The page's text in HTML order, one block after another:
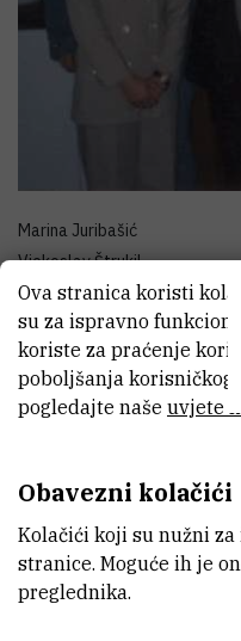
Marina Juribašić
Vjekoslav Štrukil
Pavle Trošelj
Vesna Matoničkin
Marija Felbabić
Lidija Balta
Tatjana Puhek
Adela Barišić
Andrea Balen
Gabrijela Džimbeg
Matio Tolj
Ova stranica koristi
su za ispravno
koriste za praćenje
poboljšanja korisničkog
pogledajte naše uvjete
Obavezni kolačići
Kolačići koji su nužni
stranice. Moguće ih je
preglednika.